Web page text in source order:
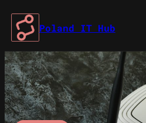
Przejdź
treści
Poland IT Hub